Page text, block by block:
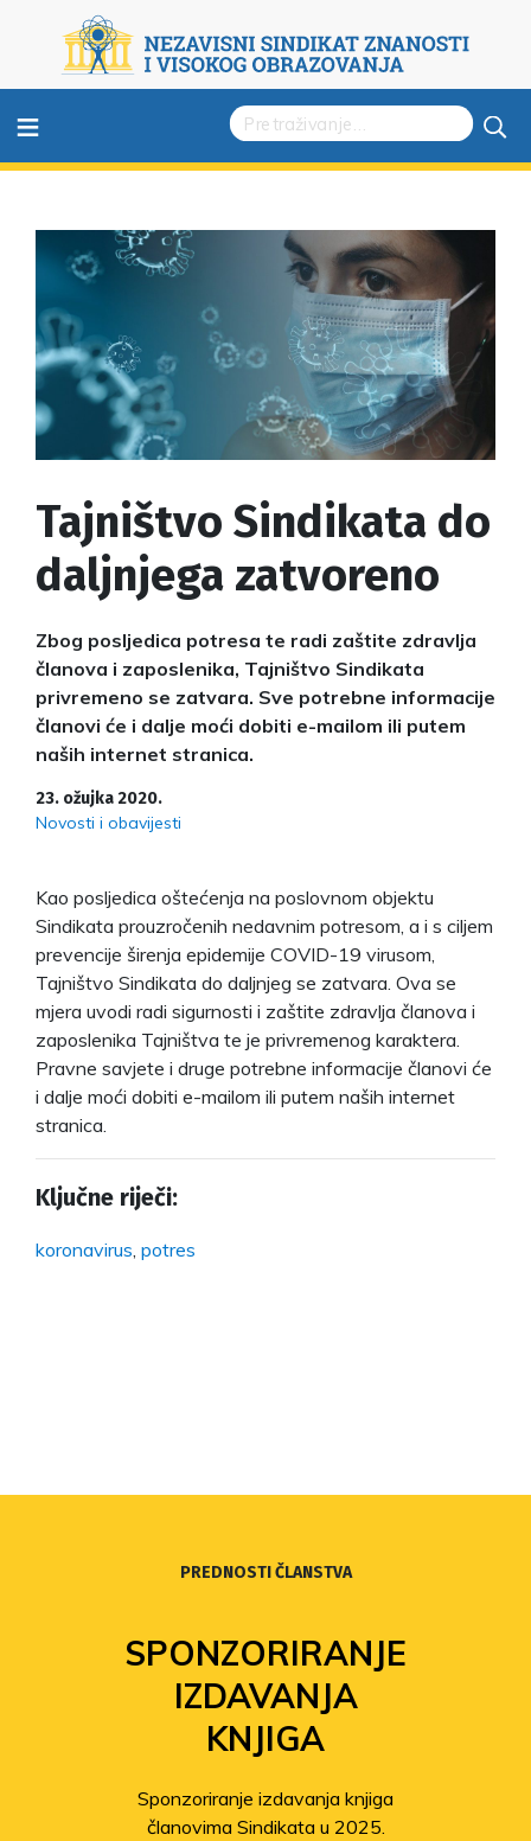
≡
Tajništvo Sindikata do
daljnjega zatvoreno
Zbog posljedica potresa te radi zaštite zdravlja
članova i zaposlenika, Tajništvo Sindikata
privremeno se zatvara. Sve potrebne informacije
članovi će i dalje moći dobiti e-mailom ili putem
naših internet stranica.
23. ožujka 2020.
Novosti i obavijesti
Kao posljedica oštećenja na poslovnom objektu
Sindikata prouzročenih nedavnim potresom, a i s ciljem
prevencije širenja epidemije COVID-19 virusom,
Tajništvo Sindikata do daljnjeg se zatvara. Ova se
mjera uvodi radi sigurnosti i zaštite zdravlja članova i
zaposlenika Tajništva te je privremenog karaktera.
Pravne savjete i druge potrebne informacije članovi će
i dalje moći dobiti e-mailom ili putem naših internet
stranica.
Ključne riječi:
koronavirus potres
PREDNOSTI ČLANSTVA
SPONZORIRANJE
IZDAVANJA
KNJIGA
Sponzoriranje izdavanja knjiga
članovima Sindikata u 2025.